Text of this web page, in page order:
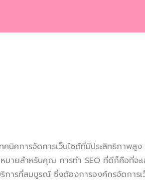
นิคการจัดการเว็บไซต์ที่มีประสิทธิภาพสู
มายสำหรับคุณ การทำ SEO ที่ดีก็คือที่จะเ
ริการที่สมบูรณ์ ซึ่งต้องการองค์กรจัดการเ